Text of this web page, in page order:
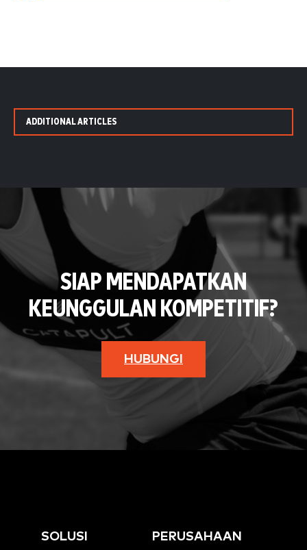
ADDITIONAL ARTICLES
SIAP MENDAPATKAN
KEUNGGULAN KOMPETITIF?
HUBUNGI
SOLUSI PERUSAHAAN